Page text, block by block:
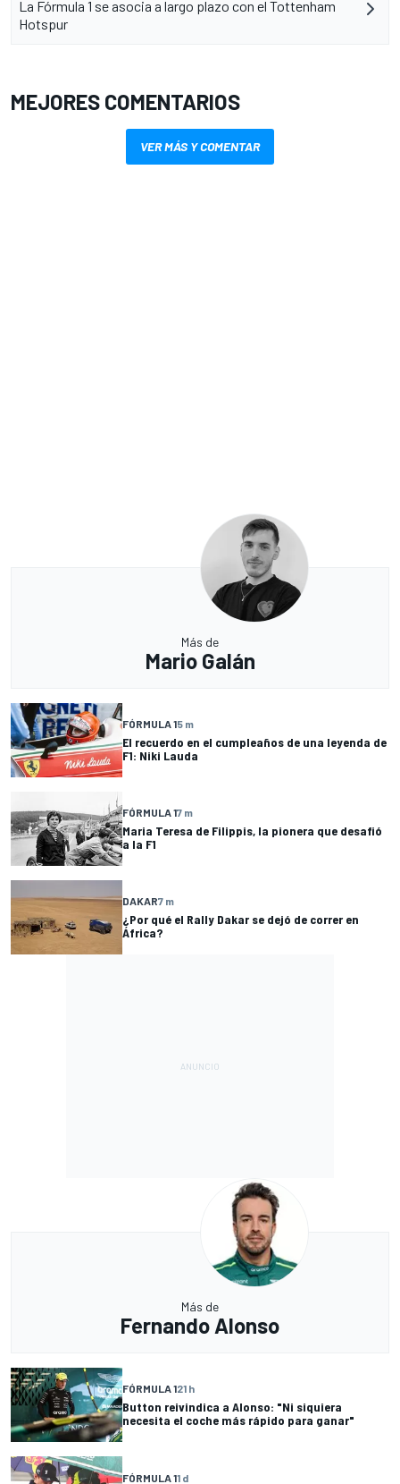
La Fórmula 1 se asocia a largo plazo con el Tottenham
Hotspur
MEJORES COMENTARIOS
VER MÁS Y COMENTAR
Más de
Mario Galán
FÓRMULA 15 m
El recuerdo en el cumpleaños de una leyenda de
F1: Niki Lauda
FÓRMULA 17 m
Maria Teresa de Filippis, la pionera que desafió
a la F1
DAKAR7 m
¿Por qué el Rally Dakar se dejó de correr en
África?
Más de
Fernando Alonso
FÓRMULA 121 h
Button reivindica a Alonso: "Ni siquiera
necesita el coche más rápido para ganar"
FÓRMULA 11 d